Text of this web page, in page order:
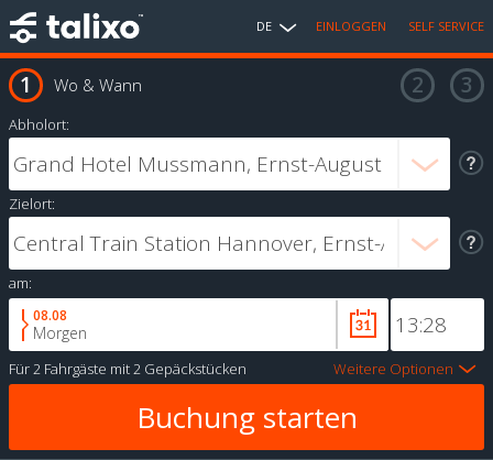
DE EINLOGGEN SELF SERVICE
Wo & Wann
Abholort:
Zielort:
am:
08.08
Morgen
Für2 Fahrgäste mit2 Gepäckstücken Weitere Optionen